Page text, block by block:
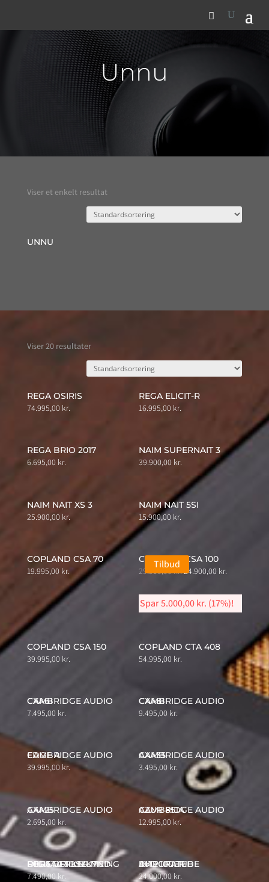
Unnu
Viser et enkelt resultat
UNNU
Viser 20 resultater
REGA OSIRIS
74.995,00 kr.
REGA ELICIT-R
16.995,00 kr.
REGA BRIO 2017
6.695,00 kr.
NAIM SUPERNAIT 3
39.900,00 kr.
NAIM NAIT XS 3
25.900,00 kr.
NAIM NAIT 5SI
15.900,00 kr.
COPLAND CSA 70
19.995,00 kr.
Tilbud
COPLAND CSA 100
29.900,00kr. Original
was:
24.900,00 kr.
is:
Spar5.000,00kr. (17%)!
COPLAND CSA 150
39.995,00 kr.
COPLAND CTA 408
54.995,00 kr.
CAMBRIDGE AUDIO CXA61
7.495,00 kr.
CAMBRIDGE AUDIO CXA81
9.495,00 kr.
CAMBRIDGE AUDIO EDGE A
39.995,00 kr.
CAMBRIDGE AUDIO AXA35
3.495,00 kr.
CAMBRIDGE AUDIO AXA25
2.695,00 kr.
CAMBRIDGE AUDIO AZUR 851A
12.995,00 kr.
REGA BRIO MK7 FORSTÆRKER MED DIGITAL TILSLUTNING
7.490,00 kr.
EVO 100 TUBE INTEGRATED AMPLIFIER
24.000,00 kr.